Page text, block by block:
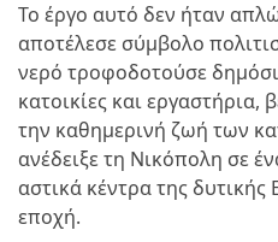
Το έργο αυτό δεν ήταν
αποτέλεσε σύμβολο
νερό τροφοδοτούσε
κατοικίες και εργαστήρια,
την καθημερινή ζωή των
ανέδειξε τη Νικόπολη σε
αστικά κέντρα της
εποχή.